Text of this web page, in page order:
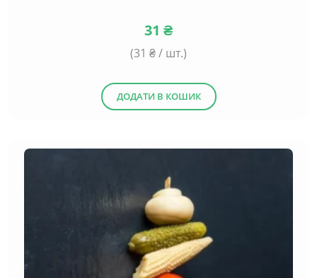
31 ₴
(31 ₴ / шт.)
ДОДАТИ В КОШИК